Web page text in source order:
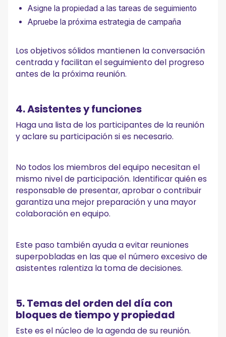
Asigne la propiedad a las tareas de seguimiento
Apruebe la próxima estrategia de campaña
Los objetivos sólidos mantienen la conversación
centrada y facilitan el seguimiento del progreso
antes de la próxima reunión.
4. Asistentes y funciones
Haga una lista de los participantes de la reunión
y aclare su participación si es necesario.
No todos los miembros del equipo necesitan el
mismo nivel de participación. Identificar quién es
responsable de presentar, aprobar o contribuir
garantiza una mejor preparación y una mayor
colaboración en equipo.
Este paso también ayuda a evitar reuniones
superpobladas en las que el número excesivo de
asistentes ralentiza la toma de decisiones.
5. Temas del orden del día con
bloques de tiempo y propiedad
Este es el núcleo de la agenda de su reunión.